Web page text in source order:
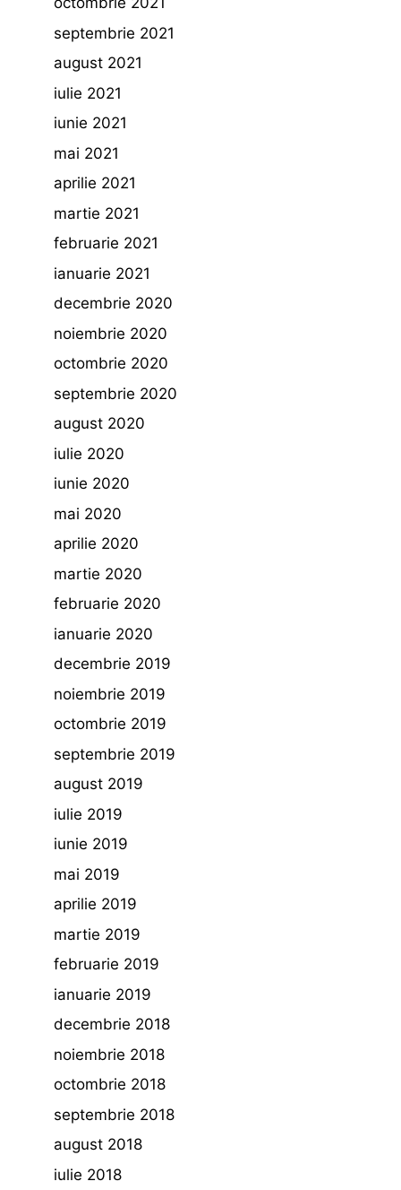
septembrie 2021
august 2021
iulie 2021
iunie 2021
mai 2021
aprilie 2021
martie 2021
februarie 2021
ianuarie 2021
decembrie 2020
noiembrie 2020
octombrie 2020
septembrie 2020
august 2020
iulie 2020
iunie 2020
mai 2020
aprilie 2020
martie 2020
februarie 2020
ianuarie 2020
decembrie 2019
noiembrie 2019
octombrie 2019
septembrie 2019
august 2019
iulie 2019
iunie 2019
mai 2019
aprilie 2019
martie 2019
februarie 2019
ianuarie 2019
decembrie 2018
noiembrie 2018
octombrie 2018
septembrie 2018
august 2018
iulie 2018